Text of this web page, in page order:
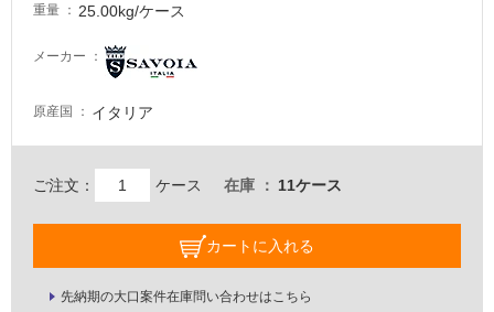
重量 25.00kg/ケース
メーカー
原産国 イタリア
ご注文： ケース 在庫 11ケース
カートに入れる
先納期の大口案件在庫問い合わせはこちら
要
適
し
い
な
い
屋